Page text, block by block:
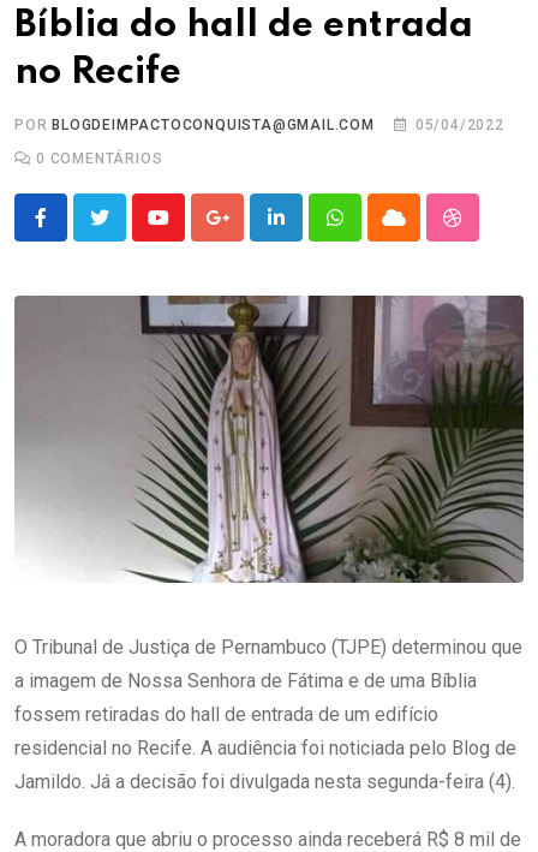
Bíblia do hall de entrada
no Recife
POR BLOGDEIMPACTOCONQUISTA@GMAIL.COM
05/04/2022
0 COMENTÁRIOS
YoutubeGoogle+LinkedInWhatsappCloud
O Tribunal de Justiça de Pernambuco (TJPE) determinou que
a imagem de Nossa Senhora de Fátima e de uma Bíblia
fossem retiradas do hall de entrada de um edifício
residencial no Recife. A audiência foi noticiada pelo Blog de
Jamildo. Já a decisão foi divulgada nesta segunda-feira (4).
A moradora que abriu o processo ainda receberá R$ 8 mil de